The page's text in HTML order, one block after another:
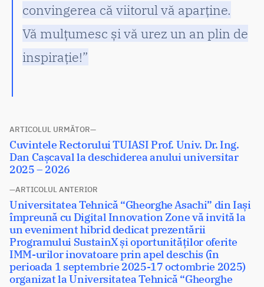
convingerea că viitorul vă aparține.
Vă mulțumesc și vă urez un an plin de
inspirație!”
Navigare
în
articole
ARTICOLUL ANTERIOR
Articolul
anterior:
Universitatea Tehnică “Gheorghe Asachi” din Iași
împreună cu Digital Innovation Zone vă invită la
un eveniment hibrid dedicat prezentării
Programului SustainX și oportunităților oferite
IMM-urilor inovatoare prin apel deschis (în
perioada 1 septembrie 2025-17 octombrie 2025)
organizat la Universitatea Tehnică “Gheorghe
ARTICOLUL URMĂTOR
Articolul
următor:
Cuvintele Rectorului TUIASI Prof. Univ. Dr. Ing.
Dan Cașcaval la deschiderea anului universitar
2025 – 2026